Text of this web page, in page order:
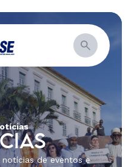
de eventos e